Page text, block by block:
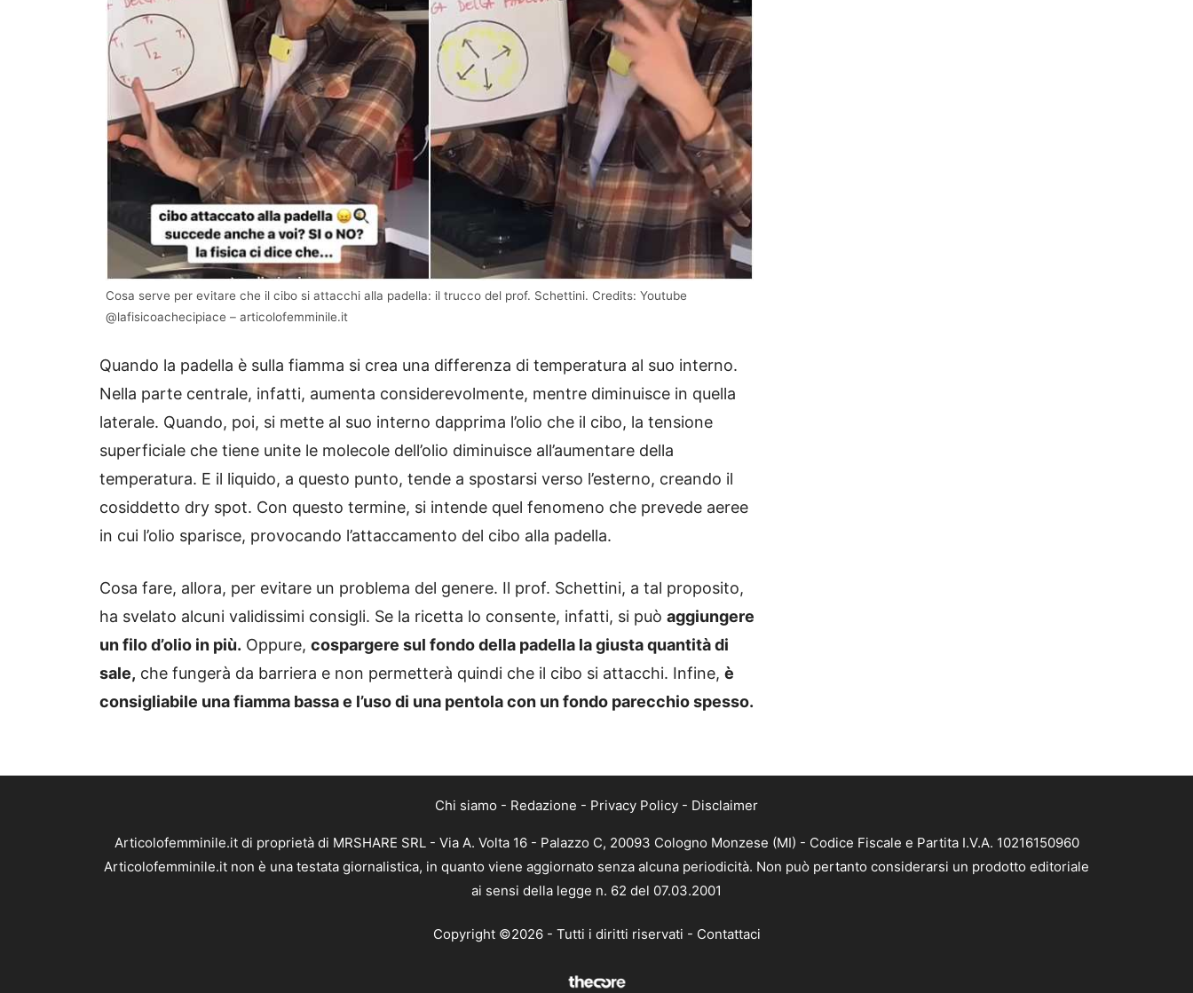
Cosa serve per evitare che il cibo si attacchi alla padella: il trucco del prof. Schettini. Credits: Youtube
@lafisicoachecipiace – articolofemminile.it
Quando la padella è sulla fiamma si crea una differenza di temperatura al suo interno.
Nella parte centrale, infatti, aumenta considerevolmente, mentre diminuisce in quella
laterale. Quando, poi, si mette al suo interno dapprima l’olio che il cibo, la tensione
superficiale che tiene unite le molecole dell’olio diminuisce all’aumentare della
temperatura. E il liquido, a questo punto, tende a spostarsi verso l’esterno, creando il
cosiddetto dry spot. Con questo termine, si intende quel fenomeno che prevede aeree
in cui l’olio sparisce, provocando l’attaccamento del cibo alla padella.
Cosa fare, allora, per evitare un problema del genere. Il prof. Schettini, a tal proposito,
ha svelato alcuni validissimi consigli. Se la ricetta lo consente, infatti, si può aggiungere
un filo d’olio in più. Oppure, cospargere sul fondo della padella la giusta quantità di
sale, che fungerà da barriera e non permetterà quindi che il cibo si attacchi. Infine, è
consigliabile una fiamma bassa e l’uso di una pentola con un fondo parecchio spesso.
Chi siamo - Redazione - Privacy Policy - Disclaimer
Articolofemminile.it di proprietà di MRSHARE SRL - Via A. Volta 16 - Palazzo C, 20093 Cologno Monzese (MI) - Codice Fiscale e Partita I.V.A. 10216150960
Articolofemminile.it non è una testata giornalistica, in quanto viene aggiornato senza alcuna periodicità. Non può pertanto considerarsi un prodotto editoriale
ai sensi della legge n. 62 del 07.03.2001
Copyright ©2026 - Tutti i diritti riservati - Contattaci